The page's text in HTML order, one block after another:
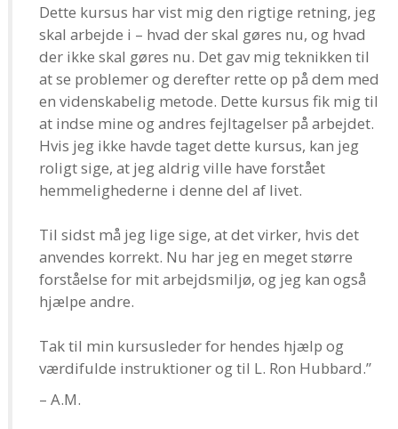
Dette kursus har vist mig den rigtige retning, jeg
skal arbejde i – hvad der skal gøres nu, og hvad
der ikke skal gøres nu. Det gav mig teknikken til
at se problemer og derefter rette op på dem med
en videnskabelig metode. Dette kursus fik mig til
at indse mine og andres fejltagelser på arbejdet.
Hvis jeg ikke havde taget dette kursus, kan jeg
roligt sige, at jeg aldrig ville have forstået
hemmelighederne i denne del af livet.
Til sidst må jeg lige sige, at det virker, hvis det
anvendes korrekt. Nu har jeg en meget større
forståelse for mit arbejdsmiljø, og jeg kan også
hjælpe andre.
Tak til min kursusleder for hendes hjælp og
værdifulde instruktioner og til L. Ron Hubbard.”
– A.M.